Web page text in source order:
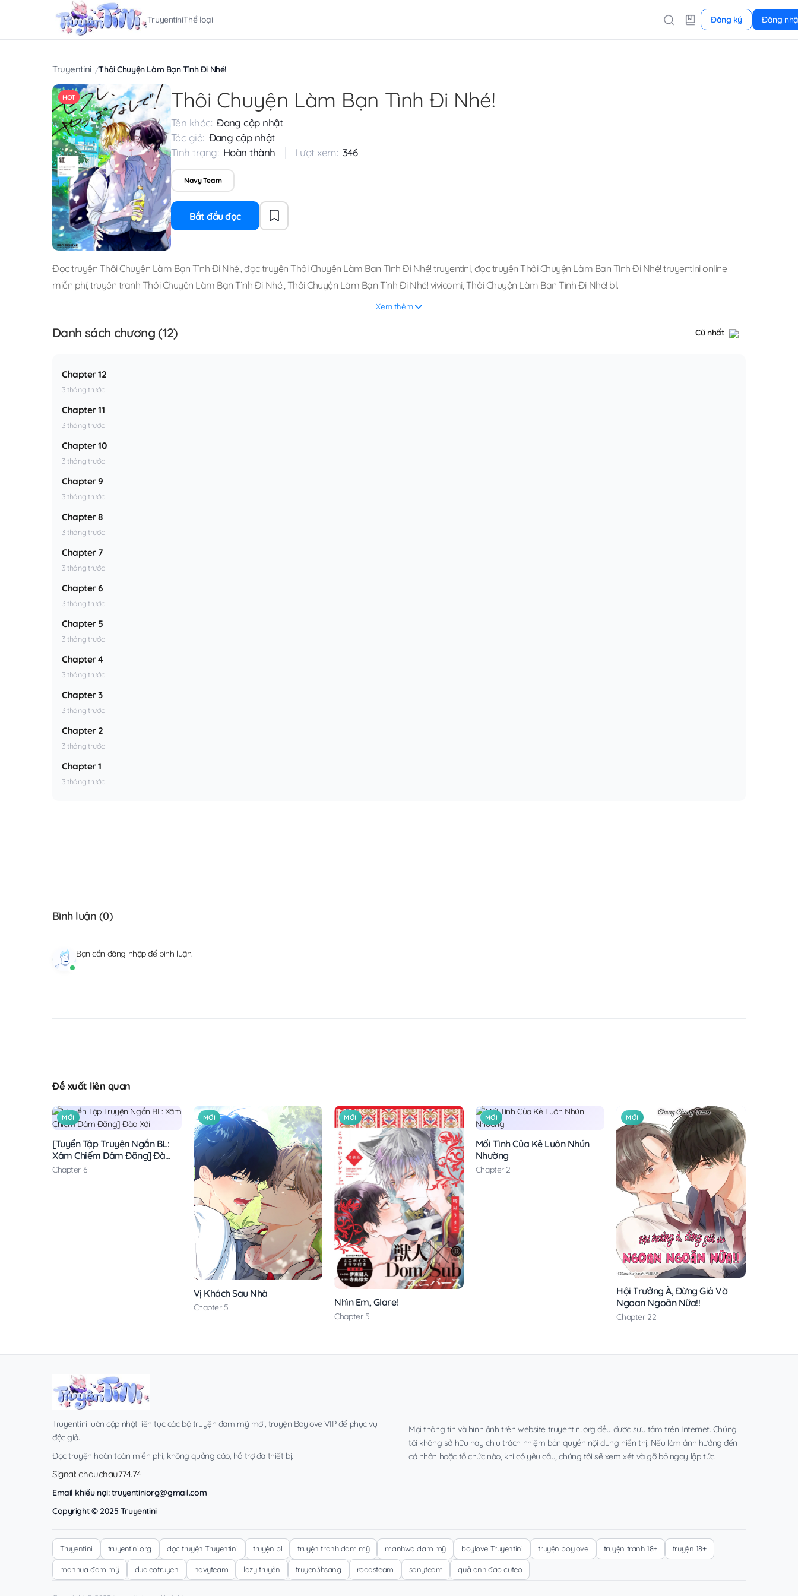
TruyentiniThể loại Đăng ký Đăng
Truyentini Thôi Chuyện Làm Bạn Tình Đi Nhé!
HOT Thôi Chuyện Làm Bạn Tình Đi Nhé!
Tên khác: Đang cập nhật
Tác giả: Đang cập nhật
Tình trạng: Hoàn thành Lượt xem: 346
Navy Team
Bắt đầu đọc
Đọc truyện Thôi Chuyện Làm Bạn Tình Đi Nhé!,đọc truyện Thôi Chuyện Làm Bạn Tình Đi Nhé! truyentini, đọc truyện Thôi Chuyện Làm Bạn Tình Đi Nhé! truyentini online
miễn phí,truyện tranh Thôi Chuyện Làm Bạn Tình Đi Nhé!,Thôi Chuyện Làm Bạn Tình Đi Nhé! vivicomi,Thôi Chuyện Làm Bạn Tình Đi Nhé! bl.
Xem thêm
Danh sách chương (12) Cũ nhất
Chapter 12
3 tháng trước
Chapter 11
3 tháng trước
Chapter 10
3 tháng trước
Chapter 9
3 tháng trước
Chapter 8
3 tháng trước
Chapter 7
3 tháng trước
Chapter 6
3 tháng trước
Chapter 5
3 tháng trước
Chapter 4
3 tháng trước
Chapter 3
3 tháng trước
Chapter 2
3 tháng trước
Chapter 1
3 tháng trước
Bình luận (0)
Bạn cần đăng nhậpđể bình luận.
Đề xuất liên quan
MỚI
[Tuyển Tập Truyện Ngắn BL:
Xâm Chiếm Dâm Đãng] Đào
Xới
Chapter 6
MỚI
Vị Khách Sau Nhà
Chapter 5
MỚI
Nhìn Em, Glare!
Chapter 5
MỚI
Mối Tình Của Kẻ Luôn Nhún
Nhường
Chapter 2
MỚI
Hội Trưởng À, Đừng Giả Vờ
Ngoan Ngoãn Nữa!!
Chapter 22
Truyentini luôn cập nhật liên tục các bộ truyện đam mỹ mới, truyện Boylove VIP để phục vụ
độc giả.
Đọc truyện hoàn toàn miễn phí, không quảng cáo, hỗ trợ đa thiết bị.
Signal: chauchau774.74
Email khiếu nại:truyentiniorg@gmail.com
Copyright © 2025 Truyentini
Mọi thông tin và hình ảnh trên website truyentini.org đều được sưu tầm trên Internet. Chúng
tôi không sở hữu hay chịu trách nhiệm bản quyền nội dung hiển thị. Nếu làm ảnh hưởng đến
cá nhân hoặc tổ chức nào, khi có yêu cầu, chúng tôi sẽ xem xét và gỡ bỏ ngay lập tức.
Truyentini truyentini.org đọc truyện Truyentini truyện bl truyện tranh đam mỹ manhwa đam mỹ boylove Truyentini truyện boylove truyện tranh 18+ truyện 18+
manhua đam mỹ dualeotruyen navyteam lazy truyện truyen3hsang roadsteam sanyteam quả anh đào cuteo